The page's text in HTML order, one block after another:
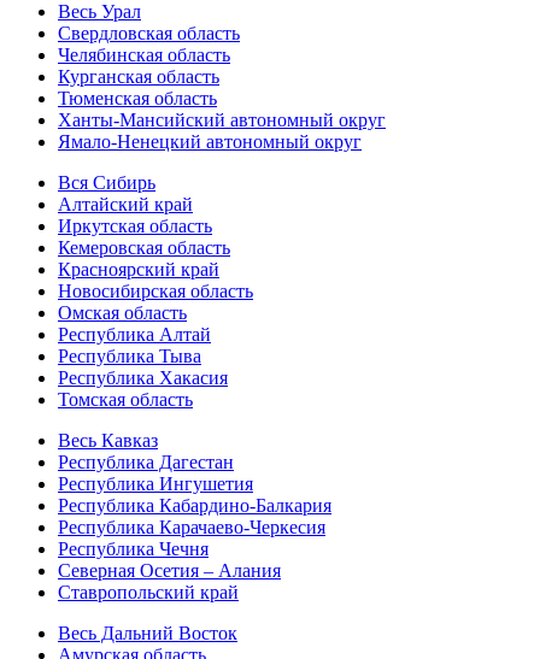
Весь Урал
Свердловская область
Челябинская область
Курганская область
Тюменская область
Ханты-Мансийский автономный округ
Ямало-Ненецкий автономный округ
Вся Сибирь
Алтайский край
Иркутская область
Кемеровская область
Красноярский край
Новосибирская область
Омская область
Республика Алтай
Республика Тыва
Республика Хакасия
Томская область
Весь Кавказ
Республика Дагестан
Республика Ингушетия
Республика Кабардино-Балкария
Республика Карачаево-Черкесия
Республика Чечня
Северная Осетия – Алания
Ставропольский край
Весь Дальний Восток
Амурская область